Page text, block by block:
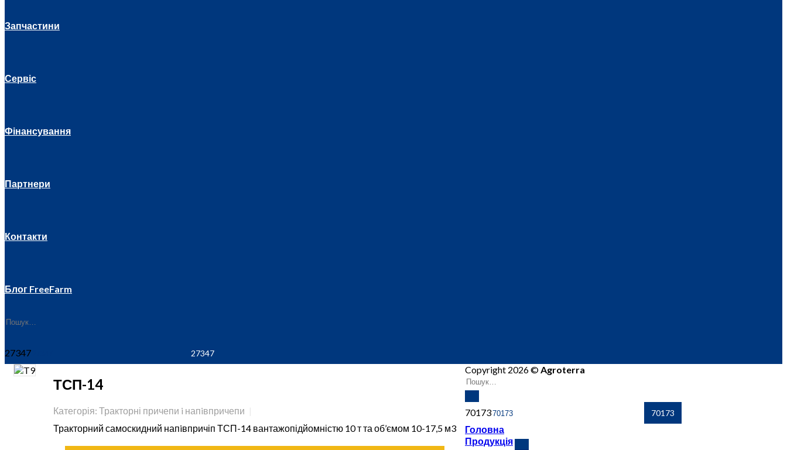
Запчастини
Сервіс
Фінансування
Партнери
Контакти
Блог FreeFarm
27347
ТСП-14
Категорія: Тракторні причепи i напiвпричепи
Тракторний самоскидний напiвпричіп ТСП-14 вантажопідйомністю 10 т та об’ємом 10-17,5 м3
Copyright 2026 ©Agroterra
70173
Головна
Продукція